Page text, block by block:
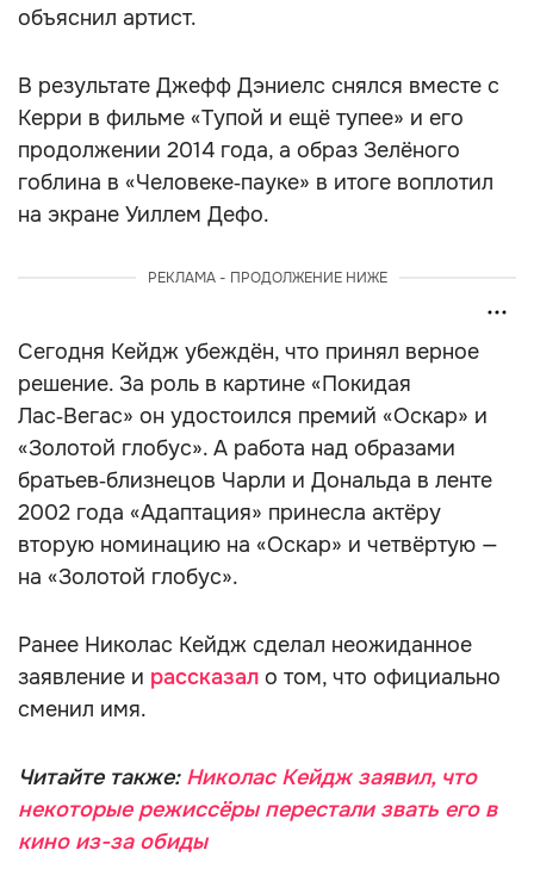
объяснил артист.
В результате Джефф Дэниелс снялся вместе с
Керри в фильме «Тупой и ещё тупее» и его
продолжении 2014 года, а образ Зелёного
гоблина в «Человеке‑пауке» в итоге воплотил
на экране Уиллем Дефо.
РЕКЛАМА - ПРОДОЛЖЕНИЕ НИЖЕ
Сегодня Кейдж убеждён, что принял верное
решение. За роль в картине «Покидая
Лас‑Вегас» он удостоился премий «Оскар» и
«Золотой глобус». А работа над образами
братьев‑близнецов Чарли и Дональда в ленте
2002 года «Адаптация» принесла актёру
вторую номинацию на «Оскар» и четвёртую —
на «Золотой глобус».
Ранее Николас Кейдж сделал неожиданное
заявление и рассказал о том, что официально
сменил имя.
Читайте также: Николас Кейдж заявил, что
некоторые режиссёры перестали звать его в
кино из-за обиды